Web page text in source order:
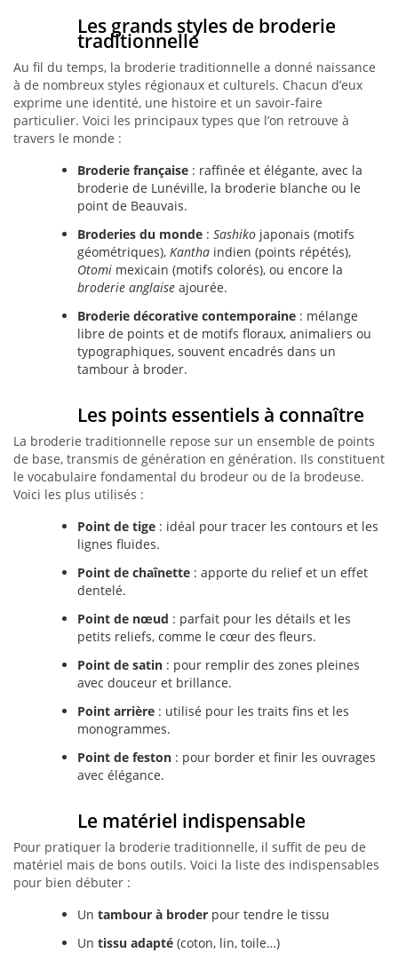
Les grands styles de broderie
traditionnelle
Au fil du temps, la broderie traditionnelle a donné naissance
à de nombreux styles régionaux et culturels. Chacun d’eux
exprime une identité, une histoire et un savoir-faire
particulier. Voici les principaux types que l’on retrouve à
travers le monde :
Broderie française : raffinée et élégante, avec la
broderie de Lunéville, la broderie blanche ou le
point de Beauvais.
Broderies du monde : Sashiko japonais (motifs
géométriques), Kantha indien (points répétés),
Otomi mexicain (motifs colorés), ou encore la
broderie anglaise ajourée.
Broderie décorative contemporaine : mélange
libre de points et de motifs floraux, animaliers ou
typographiques, souvent encadrés dans un
tambour à broder.
Les points essentiels à connaître
La broderie traditionnelle repose sur un ensemble de points
de base, transmis de génération en génération. Ils constituent
le vocabulaire fondamental du brodeur ou de la brodeuse.
Voici les plus utilisés :
Point de tige : idéal pour tracer les contours et les
lignes fluides.
Point de chaînette : apporte du relief et un effet
dentelé.
Point de nœud : parfait pour les détails et les
petits reliefs, comme le cœur des fleurs.
Point de satin : pour remplir des zones pleines
avec douceur et brillance.
Point arrière : utilisé pour les traits fins et les
monogrammes.
Point de feston : pour border et finir les ouvrages
avec élégance.
Le matériel indispensable
Pour pratiquer la broderie traditionnelle, il suffit de peu de
matériel mais de bons outils. Voici la liste des indispensables
pour bien débuter :
Un tambour à broder pour tendre le tissu
Un tissu adapté (coton, lin, toile…)